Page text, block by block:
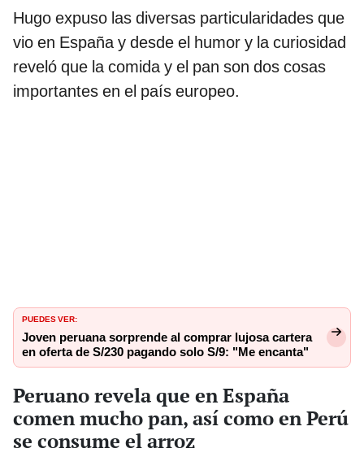
Hugo expuso las diversas particularidades que
vio en España y desde el humor y la curiosidad
reveló que la comida y el pan son dos cosas
importantes en el país europeo.
PUEDES VER:
Joven peruana sorprende al comprar lujosa cartera
en oferta de S/230 pagando solo S/9: "Me encanta"
Peruano revela que en España
comen mucho pan, así como en Perú
se consume el arroz